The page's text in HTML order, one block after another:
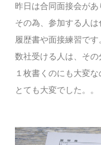
昨日は合同面接会があ
その為、参加する人は
履歴書や面接練習です
数社受ける人は、その
１枚書くのにも大変
とても大変でした。。